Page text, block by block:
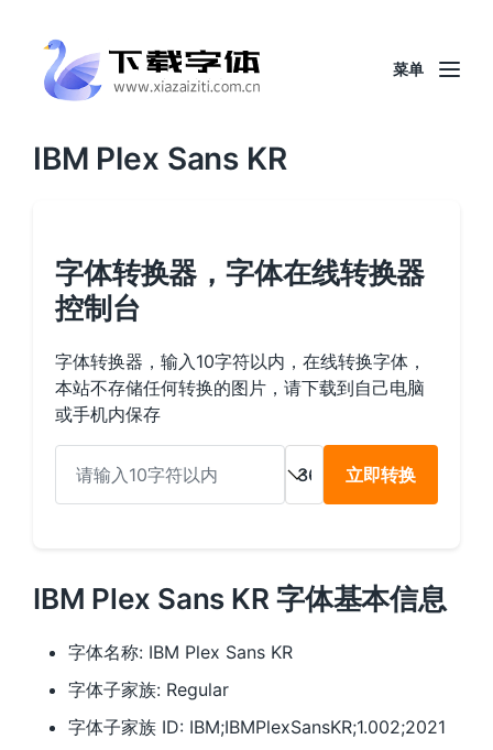
菜单
IBM Plex Sans KR
字体转换器，字体在线转换器
控制台
字体转换器，输入10字符以内，在线转换字体，
本站不存储任何转换的图片，请下载到自己电脑
或手机内保存
立即转换
IBM Plex Sans KR 字体基本信息
字体名称: IBM Plex Sans KR
字体子家族: Regular
字体子家族 ID: IBM;IBMPlexSansKR;1.002;2021